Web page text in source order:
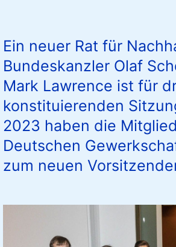
Ein neuer Rat für
Bundeskanzler Olaf
Mark Lawrence ist für
konstituierenden
2023 haben die
Deutschen
zum neuen